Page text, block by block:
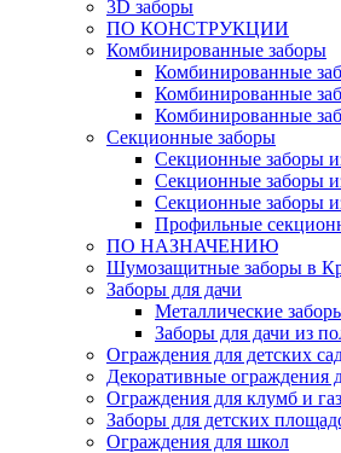
3D заборы
ПО КОНСТРУКЦИИ
Комбинированные заборы
Комбинированные
Комбинированные
Комбинированные
Секционные заборы
Секционные заборы
Секционные заборы
Секционные заборы
Профильные
ПО НАЗНАЧЕНИЮ
Шумозащитные заборы в
Заборы для дачи
Металлические
Заборы для дачи из
Ограждения для детских
Декоративные ограждения
Ограждения для клумб и
Заборы для детских
Ограждения для школ